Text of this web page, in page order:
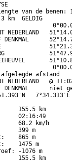
van de benen:
km  GELDIG
NEDERLAND
DENKMAL
afstand
NEDERLAND   @
DENKMAL      niet
155.5 km
02:16:49
68.2 km/h
399 m
865 m
1475 m
-1076 m
155.5 km